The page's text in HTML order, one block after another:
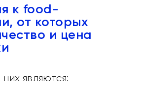
к food-
от которых
и цена
являются: